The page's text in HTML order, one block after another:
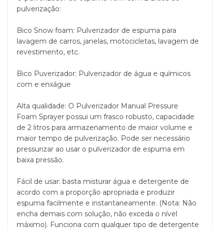
pulverização:
Bico Snow foam: Pulverizador de espuma para
lavagem de carros, janelas, motocicletas, lavagem de
revestimento, etc.
Bico Puverizador: Pulverizador de água e químicos
com e enxágue
Alta qualidade: O Pulverizador Manual Pressure
Foam Sprayer possui um frasco robusto, capacidade
de 2 litros para armazenamento de maior volume e
maior tempo de pulverização. Pode ser necessário
pressurizar ao usar o pulverizador de espuma em
baixa pressão.
Fácil de usar: basta misturar água e detergente de
acordo com a proporção apropriada e produzir
espuma facilmente e instantaneamente. (Nota: Não
encha demais com solução, não exceda o nível
máximo). Funciona com qualquer tipo de detergente